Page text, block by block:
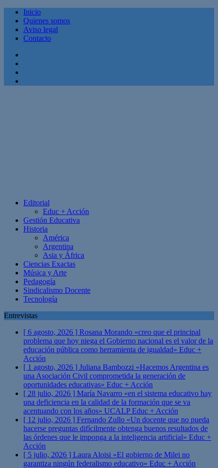
Inicio
Quienes somos
Aviso legal
Contacto
Editorial
Educ + Acción
Gestión Educativa
Historia
América
Argentina
Asia y África
Ciencias Exactas
Música y Arte
Pedagogía
Sindicalismo Docente
Tecnología
Entrevistas
[ 6 agosto, 2026 ] Rosana Morando «creo que el principal
problema que hoy niega el Gobierno nacional es el valor de la
educación pública como herramienta de igualdad» Educ +
Acción
[ 1 agosto, 2026 ] Juliana Bambozzi «Hacemos Argentina es
una Asociación Civil comprometida la generación de
oportunidades educativas» Educ + Acción
[ 28 julio, 2026 ] María Navarro «en el sistema educativo hay
una deficiencia en la calidad de la formación que se va
acentuando con los años» UCALPEduc + Acción
[ 12 julio, 2026 ] Fernando Zullo «Un docente que no pueda
hacerse preguntas difícilmente obtenga buenos resultados de
las órdenes que le imponga a la inteligencia artificial» Educ +
Acción
[ 5 julio, 2026 ] Laura Aloisi «El gobierno de Milei no
garantiza ningún federalismo educativo» Educ + Acción